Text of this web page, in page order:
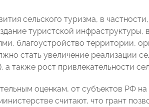
сельского туризма, в
туристской
благоустройство территории,
стать увеличение реализации
а также рост привлекательности
оценкам, от субъектов РФ
считают, что грант